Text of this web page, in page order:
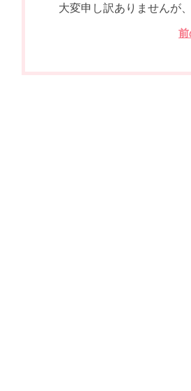
大変申し訳ありませんが
前